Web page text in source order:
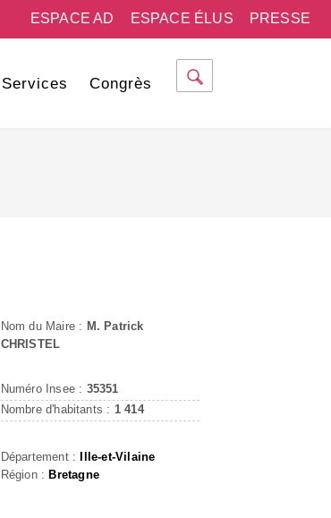
PRESSE
ESPACE ÉLUS
ESPACE AD
Services Congrès
Nom du Maire : M. Patrick
CHRISTEL
Numéro Insee : 35351
Nombre d'habitants : 1 414
Département :
Ille-et-Vilaine
Région : Bretagne